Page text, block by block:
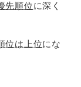
先順位に深く
位は上位にな